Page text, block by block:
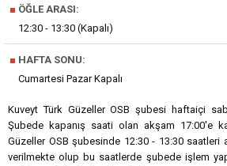
■ ÖĞLE ARASI:
12:30 - 13:30 (Kapalı)
■ HAFTA SONU:
Cumartesi Pazar Kapalı
Kuveyt Türk Güzeller OSB şubesi haftaiçi
Şubede kapanış saati olan akşam 17:00'e
Güzeller OSB şubesinde 12:30 - 13:30 saatleri
verilmekte olup bu saatlerde şubede işlem